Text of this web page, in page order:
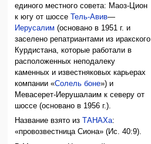
единого местного совета: Маоз-Цион
к югу от шоссе
Тель-Авив—
Иерусалим (основано в 1951 г. и
заселено репатриантами из иракского
Курдистана, которые работали в
расположенных неподалеку
каменных и известняковых карьерах
компании «Солель боне») и
Мевасерет-Иерушалаим к северу от
шоссе (основано в 1956 г.).
Название взято из
ТАНАХа:
«провозвестница Сиона» (Ис. 40:9).